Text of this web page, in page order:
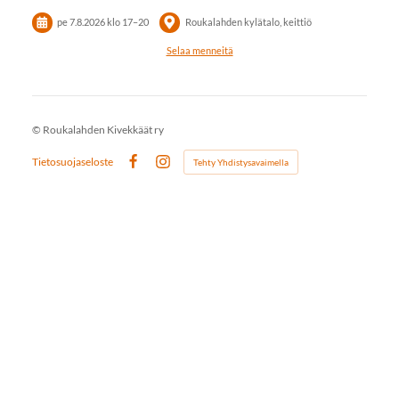
pe 7.8.2026 klo 17–20 Roukalahden kylätalo, keittiö
Selaa menneitä
© Roukalahden Kivekkäät ry
Tietosuojaseloste
Instagram
Tehty Yhdistysavaimella